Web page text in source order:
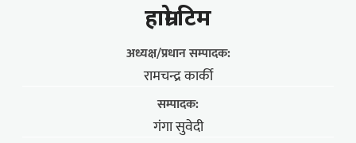
हाम्राे टिम
अध्यक्ष/प्रधान सम्पादक:
रामचन्द्र कार्की
सम्पादक:
गंगा सुवेदी